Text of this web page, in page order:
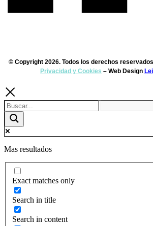
© Copyright 2026. Todos los derechos reservados
Privacidad y Cookies – Web Design
Mas resultados
Exact matches only
Search in title
Search in content